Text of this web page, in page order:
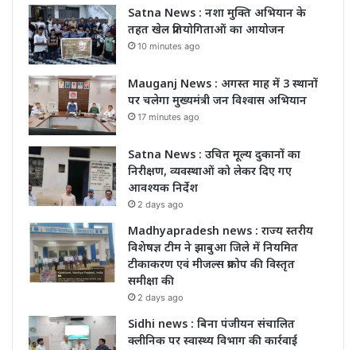
Satna News : नशा मुक्ति अभियान के
तहत खेल प्रतियोगिताओं का आयोजन
10 minutes ago
Mauganj News : अगस्त माह में 3 स्थानों
पर चलेगा मुख्यमंत्री जन विश्वास अभियान
17 minutes ago
Satna News : उचित मूल्य दुकानों का
निरीक्षण, व्यवस्थाओं को लेकर दिए गए
आवश्यक निर्देश
2 days ago
Madhyapradesh news : राज्य स्तरीय
विशेषज्ञ टीम ने झाबुआ जिले में नियमित
टीकाकरण एवं मीजल्स प्रकोप की विस्तृत
समीक्षा की
2 days ago
Sidhi news : बिना पंजीयन संचालित
क्लीनिक पर स्वास्थ्य विभाग की कार्रवाई